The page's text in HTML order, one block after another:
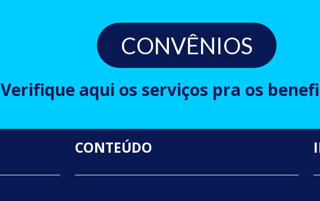
CONVÊNIOS
Verifique aqui os serviços pra os
CONTEÚDO